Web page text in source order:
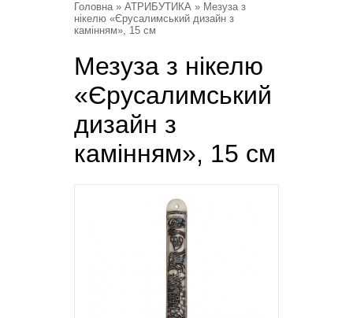
Головна» АТРИБУТИКА » Мезуза з
нікелю «Єрусалимський дизайн з
камінням», 15 см
Мезуза з нікелю
«Єрусалимський
дизайн з
камінням», 15 см